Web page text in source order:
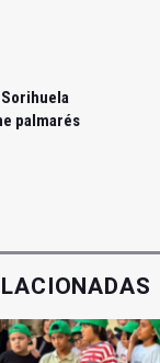
Sorihuela
palmarés